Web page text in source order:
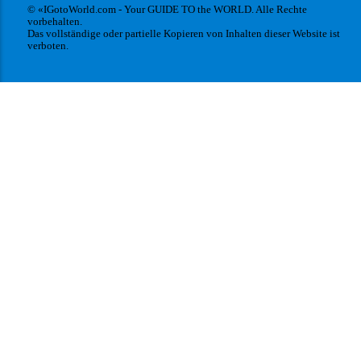
© «IGotoWorld.com - Your GUIDE TO the WORLD. Alle Rechte
vorbehalten.
Das vollständige oder partielle Kopieren von Inhalten dieser Website ist
verboten.